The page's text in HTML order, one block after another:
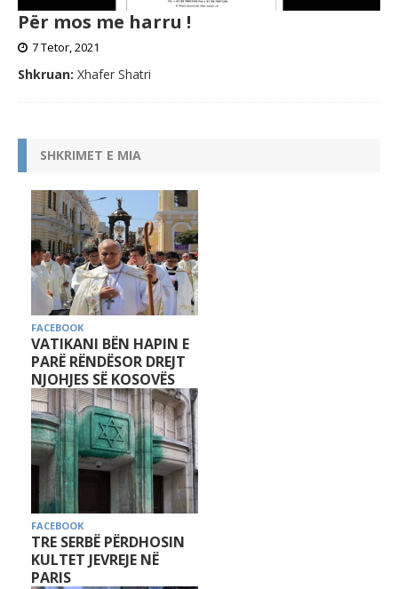
Për mos me harru !
7 Tetor, 2021
Shkruan: Xhafer Shatri
SHKRIMET E MIA
FACEBOOK
VATIKANI BËN HAPIN E
PARË RËNDËSOR DREJT
NJOHJES SË KOSOVËS
FACEBOOK
TRE SERBË PËRDHOSIN
KULTET JEVREJE NË
PARIS